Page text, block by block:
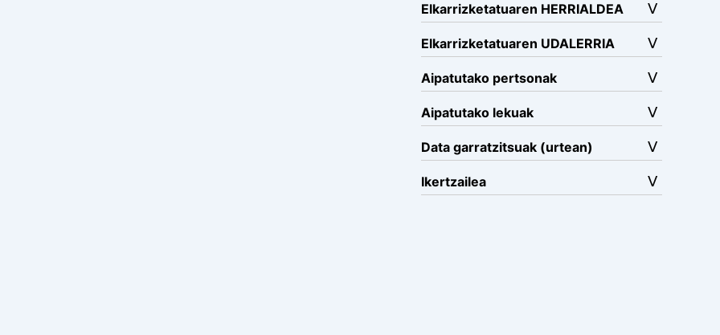
Elkarrizketatuaren HERRIALDEA
Elkarrizketatuaren UDALERRIA
Aipatutako pertsonak
Aipatutako lekuak
Data garratzitsuak (urtean)
Ikertzailea